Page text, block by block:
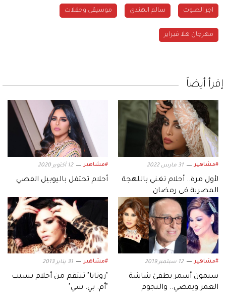
اجر الصوت سالم الهندي موسيقى وحفلات
مهرجان هلا فبراير
إقرأ أيضاً
#مشاهير 31 مارس 2022
لأول مرة.. أحلام تغني باللهجة
المصرية في رمضان
#مشاهير 12 أكتوبر 2020
أحلام تحتفل باليوبيل الفضي
#مشاهير 12 سبتمبر 2019
سيمون أسمر يطفئ شاشة
العمر ويمضي.. والنجوم
#مشاهير 31 يناير 2013
"روتانا" تنتقم من أحلام بسبب
"أم. بي. سي"